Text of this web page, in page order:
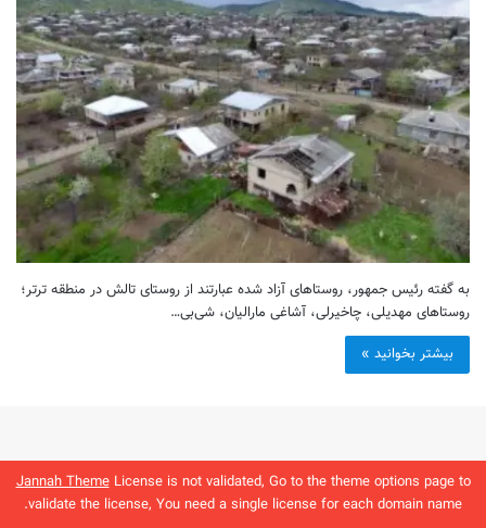
Jannah ThemeLicense is not validated, Go to the theme options page to
validate the license, You need a single license for each domain name.
به گفته رئیس جمهور، روستاهای آزاد شده عبارتند از روستای تالش در منطقه ترتر؛
روستاهای مهدیلی، چاخیرلی، آشاغی مارالیان، شی‌بی…
بیشتر بخوانید »